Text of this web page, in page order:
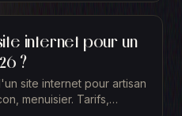
internet pour un
?
site internet pour artisan
menuisier. Tarifs,